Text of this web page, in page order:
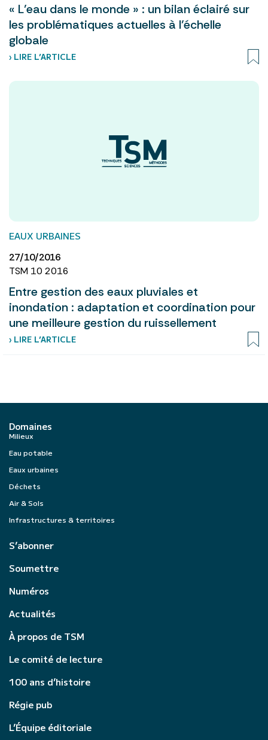
« L’eau dans le monde » : un bilan éclairé sur
les problématiques actuelles à l’échelle
globale
› LIRE L’ARTICLE
EAUX URBAINES
27/10/2016
TSM 10 2016
Entre gestion des eaux pluviales et
inondation : adaptation et coordination pour
une meilleure gestion du ruissellement
› LIRE L’ARTICLE
Domaines
Milieux
Eau potable
Eaux urbaines
Déchets
Air & Sols
Infrastructures & territoires
S’abonner
Soumettre
Numéros
Actualités
À propos de TSM
Le comité de lecture
100 ans d’histoire
Régie pub
L’Équipe éditoriale